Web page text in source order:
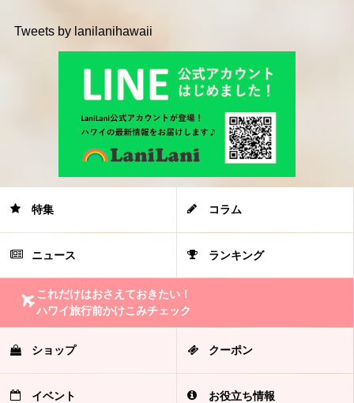
Tweets by lanilanihawaii
特集 コラム
ニュース ランキング
これだけはおさえておきたい！
ハワイ旅行前かけこみチェック
ショップ クーポン
イベント お役立ち情報